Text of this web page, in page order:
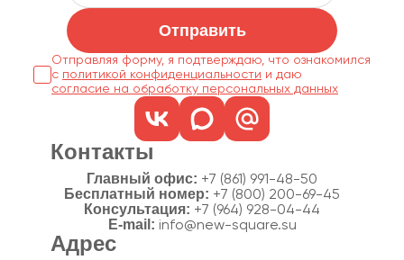
Отправить
Отправляя форму, я подтверждаю, что ознакомился
с политикой конфиденциальности
согласие на обработку персональных данных
Контакты
Главный офис: +7 (861) 991-48-50
Бесплатный номер: +7 (800) 200-69-45
Консультация: +7 (964) 928-04-44
E-mail: info@new-square.su
Адрес